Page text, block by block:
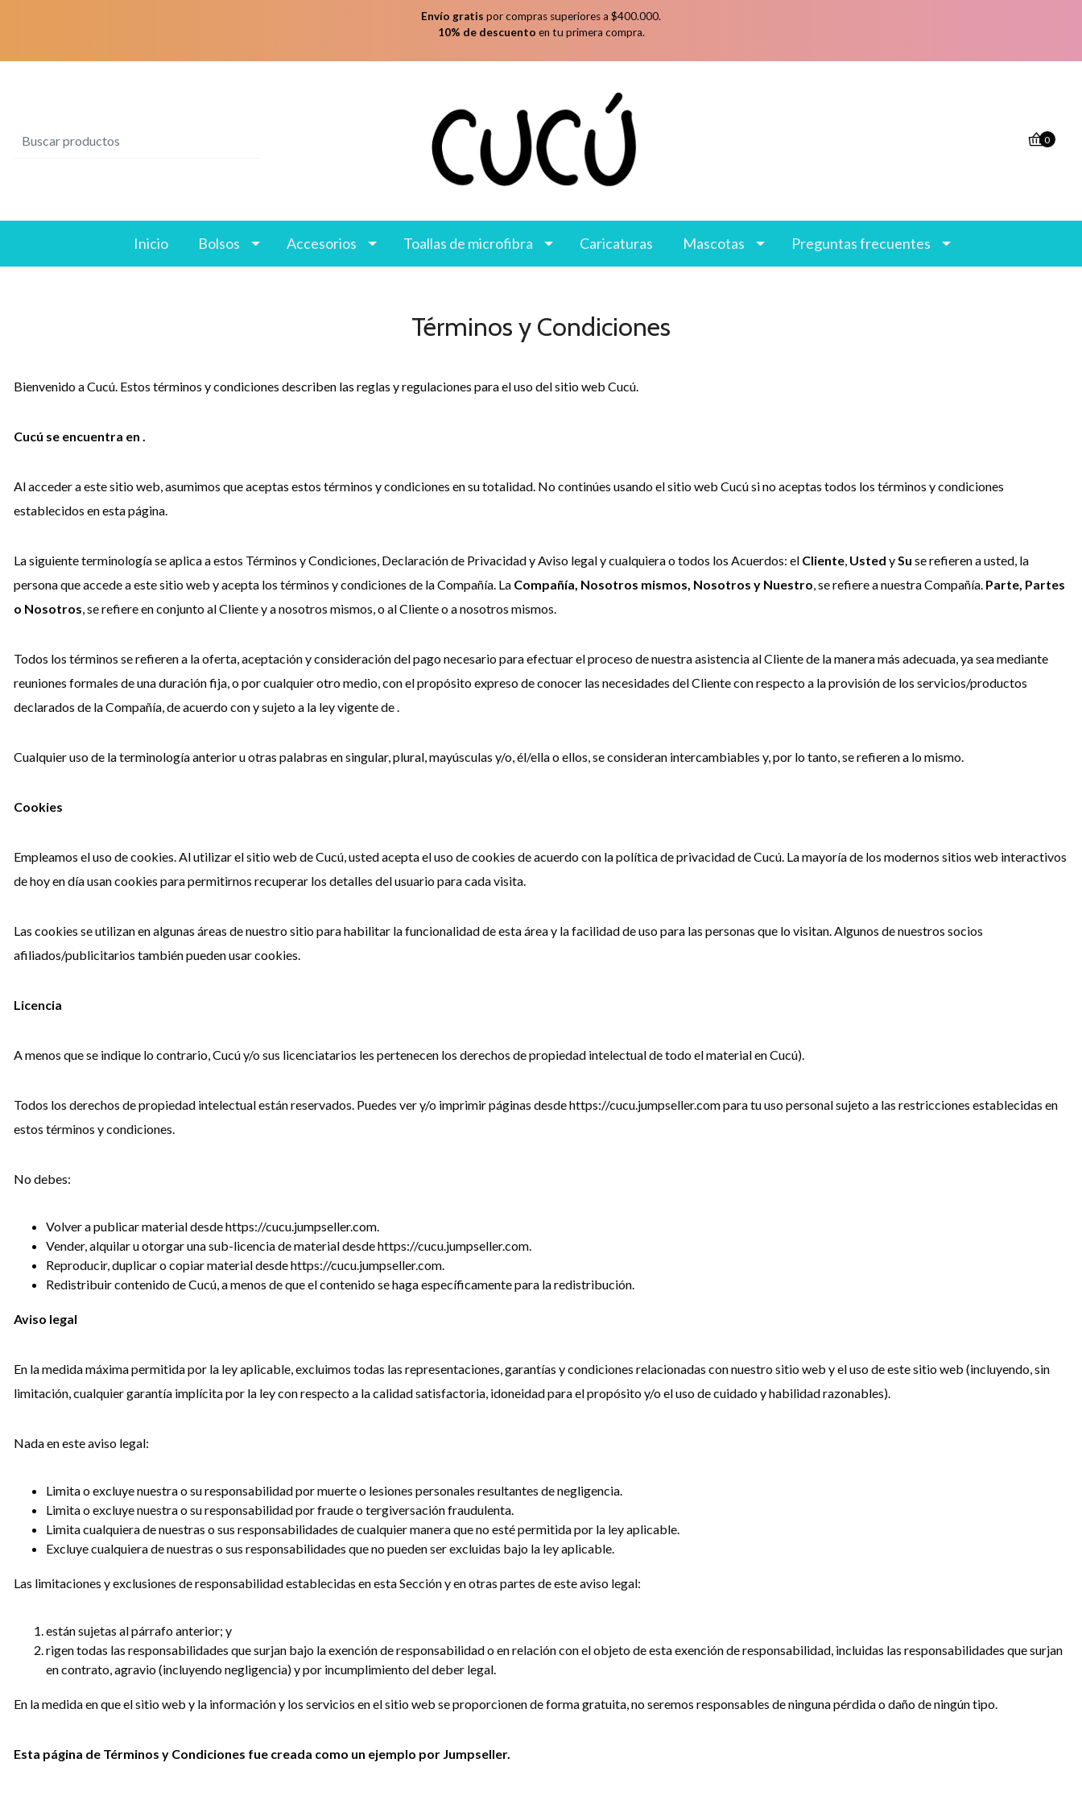
Envío gratis por compras superiores a $400.000.
10% de descuento en tu primera compra.
0
Inicio Bolsos Accesorios Toallas de microfibra Caricaturas Mascotas Preguntas frecuentes
Términos y Condiciones
Bienvenido a Cucú. Estos términos y condiciones describen las reglas y regulaciones para el uso del sitio web Cucú.
Cucú se encuentra en .
Al acceder a este sitio web, asumimos que aceptas estos términos y condiciones en su totalidad. No continúes usando el sitio web Cucú si no aceptas todos los términos y condiciones
establecidos en esta página.
La siguiente terminología se aplica a estos Términos y Condiciones, Declaración de Privacidad y Aviso legal y cualquiera o todos los Acuerdos: el Cliente, Usted ySu se refieren a usted, la
persona que accede a este sitio web y acepta los términos y condiciones de la Compañía. La Compañía, Nosotros mismos, Nosotros y Nuestro, se refiere a nuestra Compañía. Parte, Partes
o Nosotros, se refiere en conjunto al Cliente y a nosotros mismos, o al Cliente o a nosotros mismos.
Todos los términos se refieren a la oferta, aceptación y consideración del pago necesario para efectuar el proceso de nuestra asistencia al Cliente de la manera más adecuada, ya sea mediante
reuniones formales de una duración fija, o por cualquier otro medio, con el propósito expreso de conocer las necesidades del Cliente con respecto a la provisión de los servicios/productos
declarados de la Compañía, de acuerdo con y sujeto a la ley vigente de .
Cualquier uso de la terminología anterior u otras palabras en singular, plural, mayúsculas y/o, él/ella o ellos, se consideran intercambiables y, por lo tanto, se refieren a lo mismo.
Cookies
Empleamos el uso de cookies. Al utilizar el sitio web de Cucú, usted acepta el uso de cookies de acuerdo con la política de privacidad de Cucú. La mayoría de los modernos sitios web interactivos
de hoy en día usan cookies para permitirnos recuperar los detalles del usuario para cada visita.
Las cookies se utilizan en algunas áreas de nuestro sitio para habilitar la funcionalidad de esta área y la facilidad de uso para las personas que lo visitan. Algunos de nuestros socios
afiliados/publicitarios también pueden usar cookies.
Licencia
A menos que se indique lo contrario, Cucú y/o sus licenciatarios les pertenecen los derechos de propiedad intelectual de todo el material en Cucú).
Todos los derechos de propiedad intelectual están reservados. Puedes ver y/o imprimir páginas desde https://cucu.jumpseller.com para tu uso personal sujeto a las restricciones establecidas en
estos términos y condiciones.
No debes:
Volver a publicar material desde https://cucu.jumpseller.com.
Vender, alquilar u otorgar una sub-licencia de material desde https://cucu.jumpseller.com.
Reproducir, duplicar o copiar material desde https://cucu.jumpseller.com.
Redistribuir contenido de Cucú, a menos de que el contenido se haga específicamente para la redistribución.
Aviso legal
En la medida máxima permitida por la ley aplicable, excluimos todas las representaciones, garantías y condiciones relacionadas con nuestro sitio web y el uso de este sitio web (incluyendo, sin
limitación, cualquier garantía implícita por la ley con respecto a la calidad satisfactoria, idoneidad para el propósito y/o el uso de cuidado y habilidad razonables).
Nada en este aviso legal:
Limita o excluye nuestra o su responsabilidad por muerte o lesiones personales resultantes de negligencia.
Limita o excluye nuestra o su responsabilidad por fraude o tergiversación fraudulenta.
Limita cualquiera de nuestras o sus responsabilidades de cualquier manera que no esté permitida por la ley aplicable.
Excluye cualquiera de nuestras o sus responsabilidades que no pueden ser excluidas bajo la ley aplicable.
Las limitaciones y exclusiones de responsabilidad establecidas en esta Sección y en otras partes de este aviso legal:
están sujetas al párrafo anterior; y
rigen todas las responsabilidades que surjan bajo la exención de responsabilidad o en relación con el objeto de esta exención de responsabilidad, incluidas las responsabilidades que surjan
en contrato, agravio (incluyendo negligencia) y por incumplimiento del deber legal.
En la medida en que el sitio web y la información y los servicios en el sitio web se proporcionen de forma gratuita, no seremos responsables de ninguna pérdida o daño de ningún tipo.
Esta página de Términos y Condiciones fue creada como un ejemplo por Jumpseller.